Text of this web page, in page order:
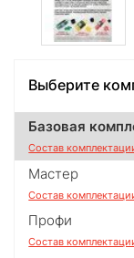
Выберите
Базовая
Состав
Мастер
Состав
Профи
Состав